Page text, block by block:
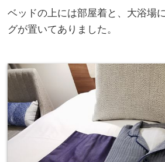
ベッドの上には部屋着と、大浴場
グが置いてありました。